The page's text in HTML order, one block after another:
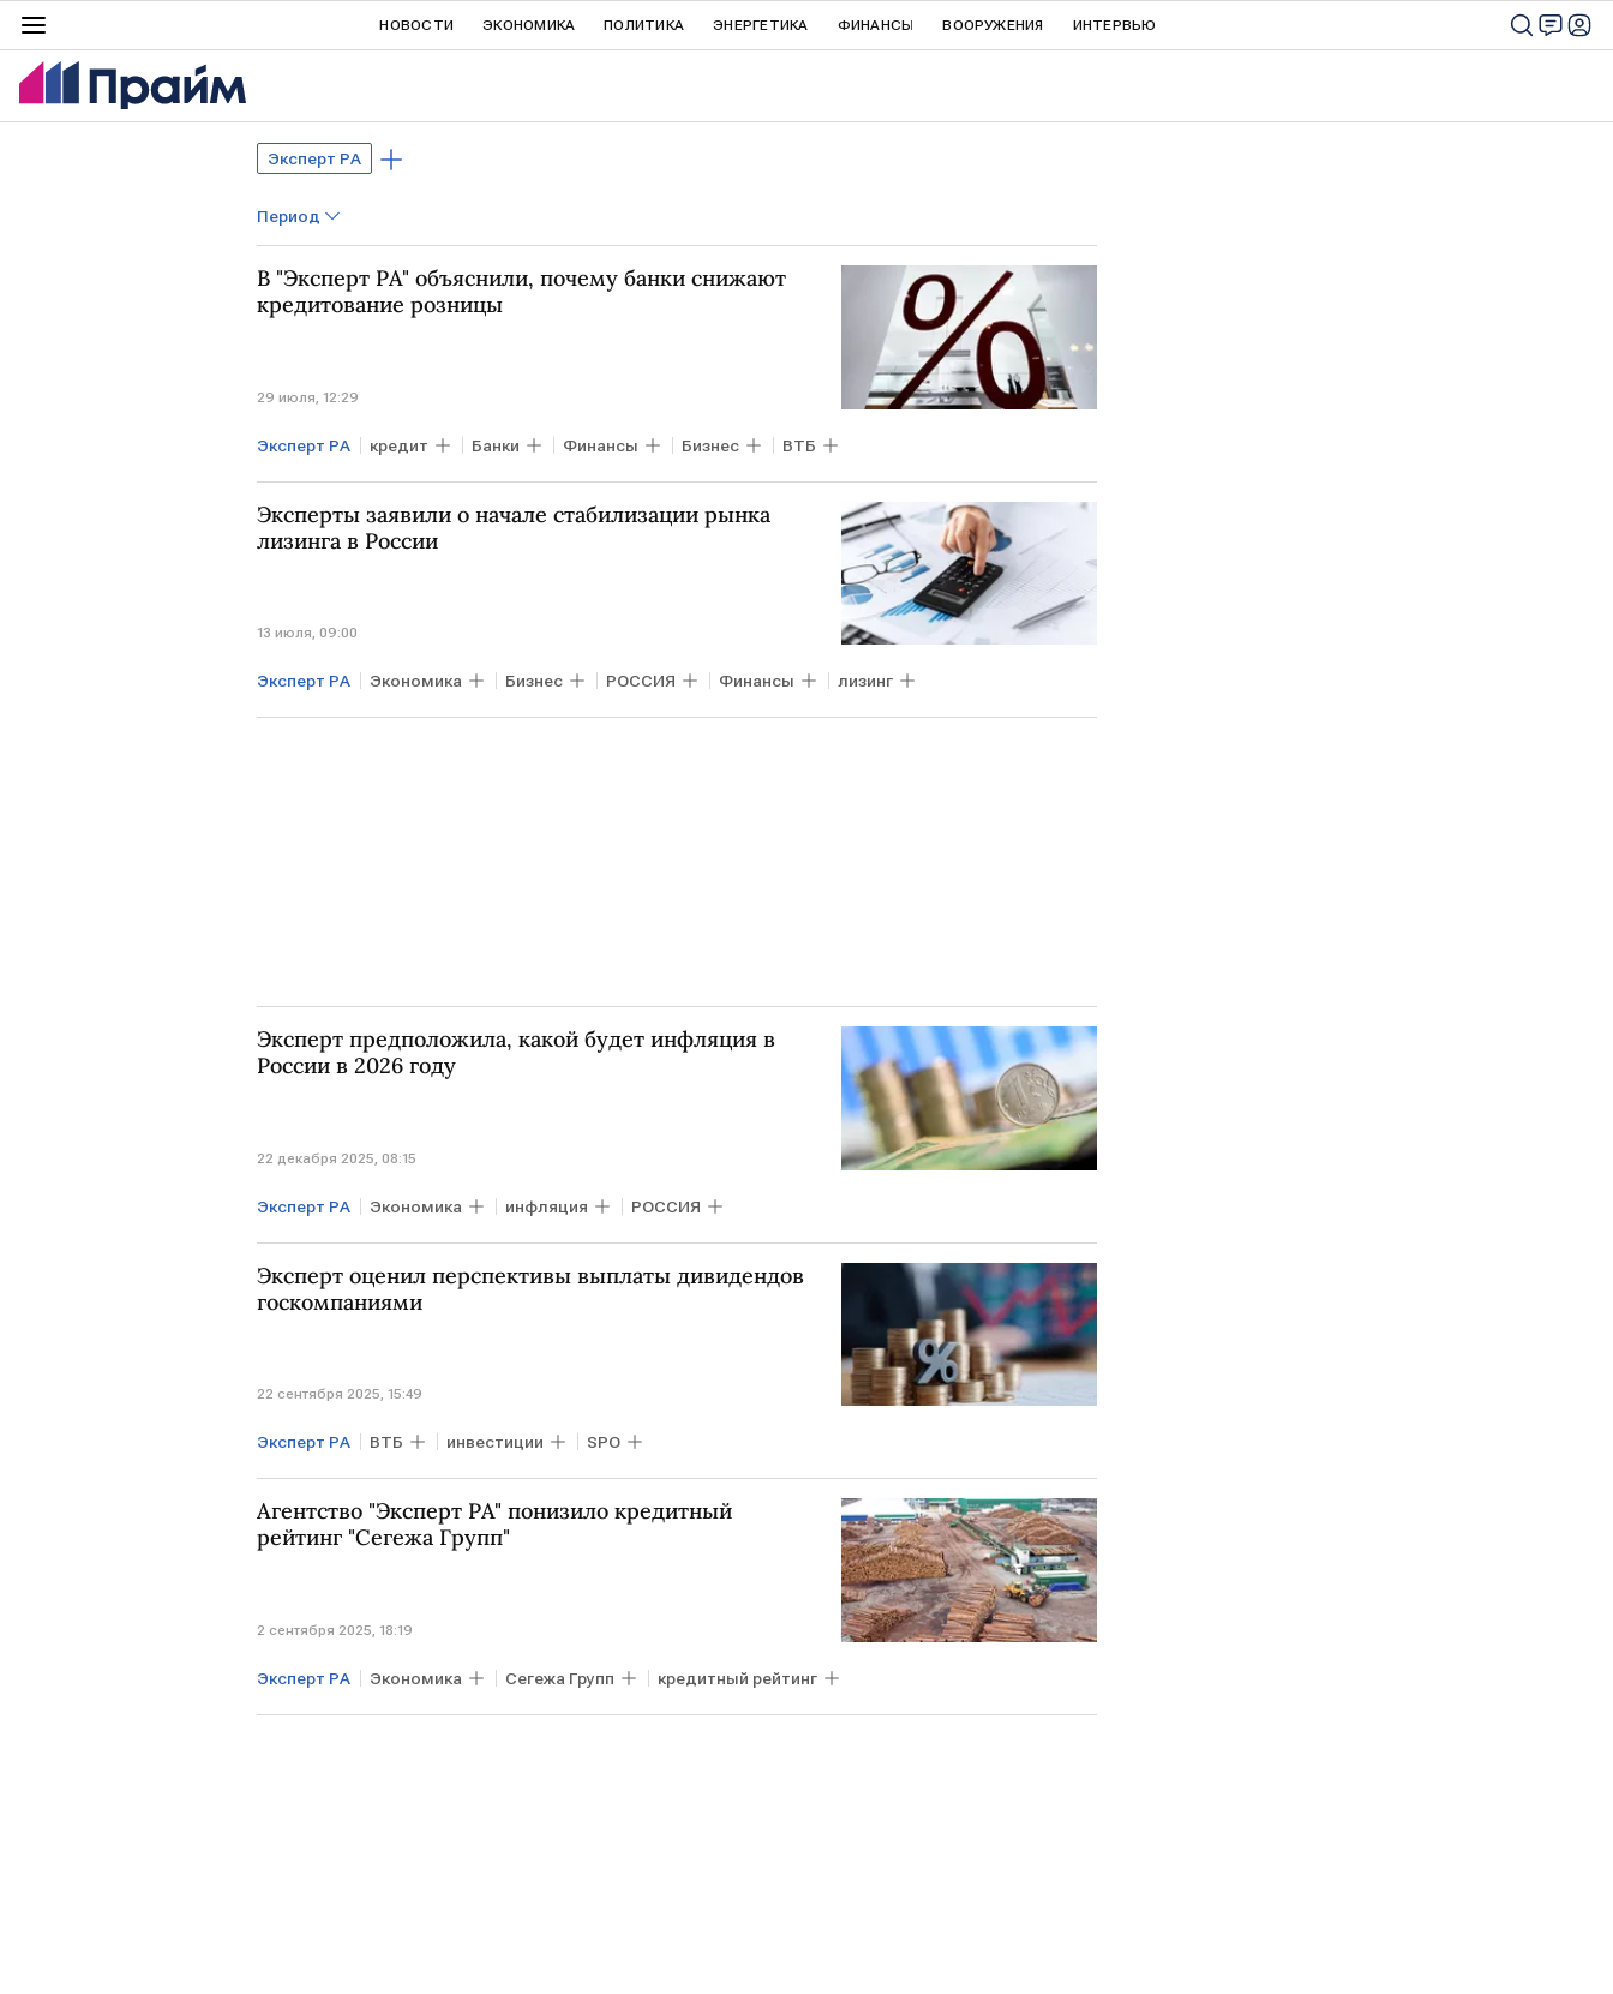
НОВОСТИ ЭКОНОМИКА ПОЛИТИКА ЭНЕРГЕТИКА ФИНАНСЫ ВООРУЖЕНИЯ ИНТЕРВЬЮ
Эксперт РА
Период
В "Эксперт РА" объяснили, почему банки снижают
кредитование розницы
29 июля, 12:29
Эксперт РА кредит Банки Финансы Бизнес ВТБ
Эксперты заявили о начале стабилизации рынка
лизинга в России
13 июля, 09:00
Эксперт РА Экономика Бизнес РОССИЯ Финансы лизинг
Эксперт предположила, какой будет инфляция в
России в 2026 году
22 декабря 2025, 08:15
Эксперт РА Экономика инфляция РОССИЯ
Эксперт оценил перспективы выплаты дивидендов
госкомпаниями
22 сентября 2025, 15:49
Эксперт РА ВТБ инвестиции SPO
Агентство "Эксперт РА" понизило кредитный
рейтинг "Сегежа Групп"
2 сентября 2025, 18:19
Эксперт РА Экономика Сегежа Групп кредитный рейтинг